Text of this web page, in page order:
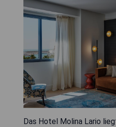
Das Hotel Molina Lario